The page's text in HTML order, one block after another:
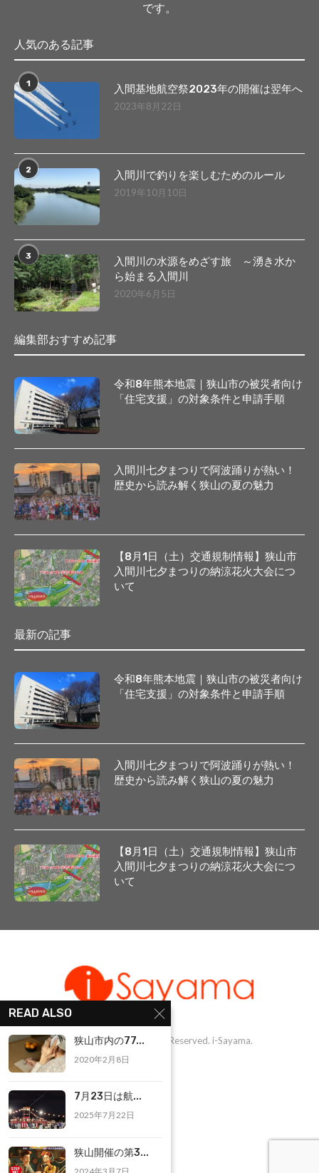
です。
人気のある記事
1 入間基地航空祭2023年の開催は翌年へ
2023年8月22日
2 入間川で釣りを楽しむためのルール
2019年10月10日
3
入間川の水源をめざす旅 ～湧き水か
ら始まる入間川
2020年6月5日
編集部おすすめ記事
令和8年熊本地震｜狭山市の被災者向け
「住宅支援」の対象条件と申請手順
入間川七夕まつりで阿波踊りが熱い！
歴史から読み解く狭山の夏の魅力
【8月1日（土）交通規制情報】狭山市
入間川七夕まつりの納涼花火大会につ
いて
最新の記事
令和8年熊本地震｜狭山市の被災者向け
「住宅支援」の対象条件と申請手順
入間川七夕まつりで阿波踊りが熱い！
歴史から読み解く狭山の夏の魅力
【8月1日（土）交通規制情報】狭山市
入間川七夕まつりの納涼花火大会につ
いて
@1999-2025 - All Right Reserved. i-Sayama.
READ ALSO
狭山市内の77...
2020年2月8日
7月23日は航...
2025年7月22日
狭山開催の第3...